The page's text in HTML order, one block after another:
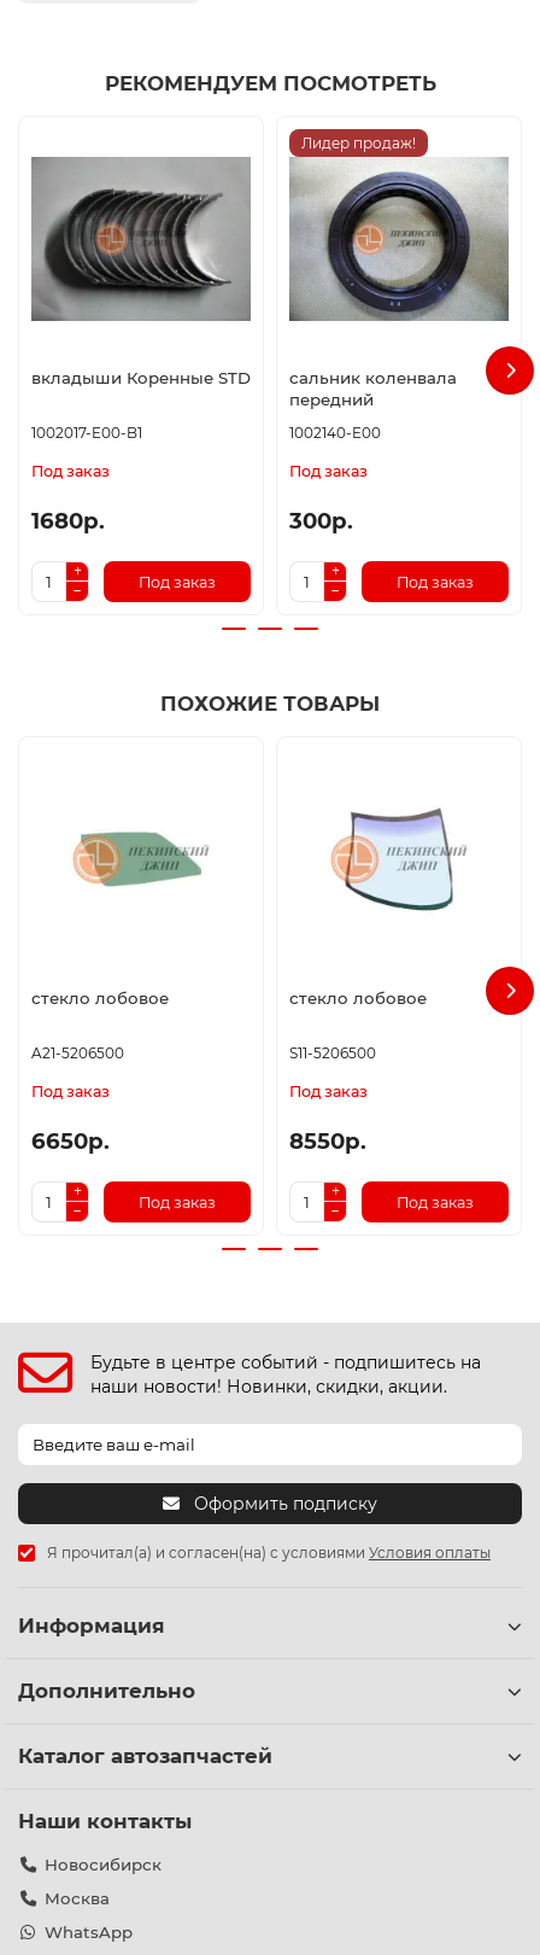
РЕКОМЕНДУЕМ ПОСМОТРЕТЬ
вкладыши Коренные STD
1002017-E00-B1
Под заказ
1680р.
Под заказ
Лидер продаж!
сальник коленвала
передний
1002140-E00
Под заказ
300р.
Под заказ
ПОХОЖИЕ ТОВАРЫ
стекло лобовое
A21-5206500
Под заказ
6650р.
Под заказ
стекло лобовое
S11-5206500
Под заказ
8550р.
Под заказ
Будьте в центре событий - подпишитесь на
наши новости! Новинки, скидки, акции.
Оформить подписку
Я прочитал(а) и согласен(на) с условиями Условия оплаты
Информация
Дополнительно
Каталог автозапчастей
Наши контакты
Новосибирск
Москва
WhatsApp